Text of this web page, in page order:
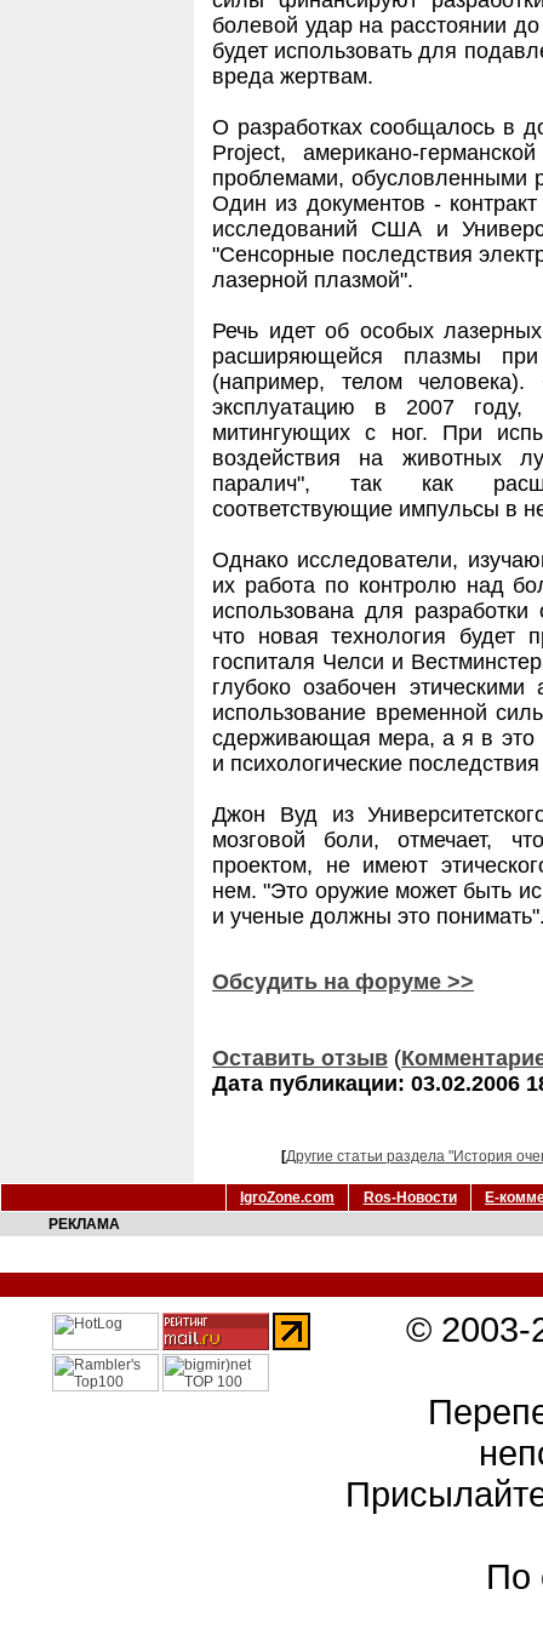
болевой удар на расстоянии
будет использовать для
вреда жертвам.
О разработках сообщалось в
Project, американо-
проблемами, обусловленными
Один из документов -
исследований США и
"Сенсорные последствия
лазерной плазмой".
Речь идет об особых
расширяющейся плазмы
(например, телом
эксплуатацию в 2007
митингующих с ног. При
воздействия на животных
паралич", так как
соответствующие импульсы в
Однако исследователи,
их работа по контролю над
использована для
что новая технология будет
госпиталя Челси и
глубоко озабочен
использование временной
сдерживающая мера, а я в это
и психологические
Джон Вуд из
мозговой боли, отмечает,
проектом, не имеют
нем. "Это оружие может быть
и ученые должны это
Обсудить на форуме >>
Оставить отзыв (
Дата публикации: 03.02.2006
[Другие статьи раздела "История
IgroZone.com Ros-Новости
Е-
РЕКЛАМА
©
По